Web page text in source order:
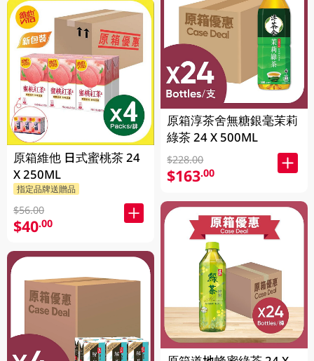
原箱維他 日式蜜桃茶 24
X 250ML
指定品牌送贈品
$56.00
$40.00
原箱淳茶舍無糖銀毫茉莉
綠茶 24 X 500ML
$228.00
$163.00